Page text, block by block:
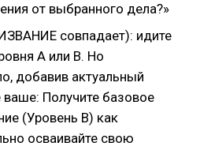
от выбранного дела?»
совпадает): идите
А или В. Но
добавив актуальный
Получите базовое
(Уровень В) как
осваивайте свою